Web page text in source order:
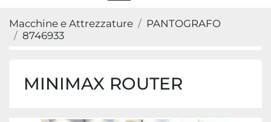
Macchine e Attrezzature
PANTOGRAFO
8746933
MINIMAX ROUTER